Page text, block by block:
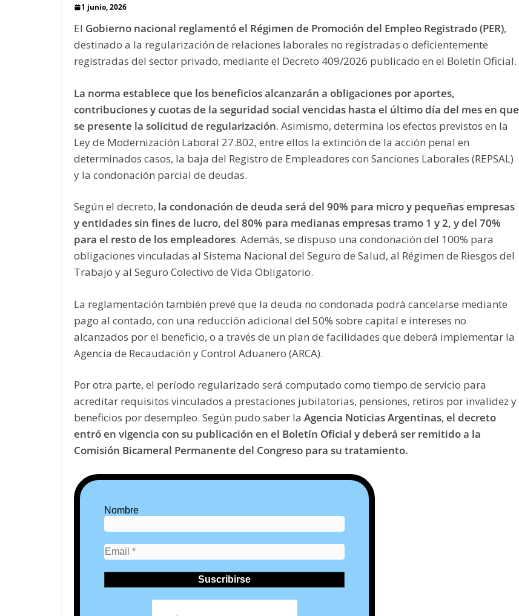
1 junio, 2026
El Gobierno nacional reglamentó el Régimen de Promoción del Empleo Registrado (PER),
destinado a la regularización de relaciones laborales no registradas o deficientemente
registradas del sector privado, mediante el Decreto 409/2026 publicado en el Boletín Oficial.
La norma establece que los beneficios alcanzarán a obligaciones por aportes,
contribuciones y cuotas de la seguridad social vencidas hasta el último día del mes en que
se presente la solicitud de regularización. Asimismo, determina los efectos previstos en la
Ley de Modernización Laboral 27.802, entre ellos la extinción de la acción penal en
determinados casos, la baja del Registro de Empleadores con Sanciones Laborales (REPSAL)
y la condonación parcial de deudas.
Según el decreto, la condonación de deuda será del 90% para micro y pequeñas empresas
y entidades sin fines de lucro, del 80% para medianas empresas tramo 1 y 2, y del 70%
para el resto de los empleadores. Además, se dispuso una condonación del 100% para
obligaciones vinculadas al Sistema Nacional del Seguro de Salud, al Régimen de Riesgos del
Trabajo y al Seguro Colectivo de Vida Obligatorio.
La reglamentación también prevé que la deuda no condonada podrá cancelarse mediante
pago al contado, con una reducción adicional del 50% sobre capital e intereses no
alcanzados por el beneficio, o a través de un plan de facilidades que deberá implementar la
Agencia de Recaudación y Control Aduanero (ARCA).
Por otra parte, el período regularizado será computado como tiempo de servicio para
acreditar requisitos vinculados a prestaciones jubilatorias, pensiones, retiros por invalidez y
beneficios por desempleo. Según pudo saber la Agencia Noticias Argentinas, el decreto
entró en vigencia con su publicación en el Boletín Oficial y deberá ser remitido a la
Comisión Bicameral Permanente del Congreso para su tratamiento.
Nombre